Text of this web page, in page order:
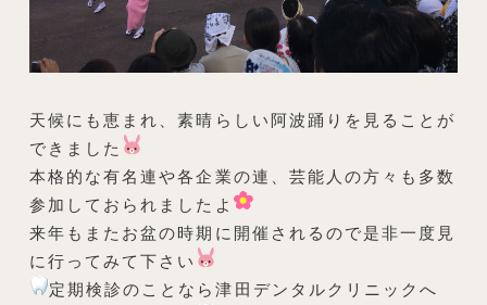
天候にも恵まれ、素晴らしい阿波踊りを見ることが
できました
本格的な有名連や各企業の連、芸能人の方々も多数
参加しておられましたよ
来年もまたお盆の時期に開催されるので是非一度見
に行ってみて下さい
定期検診のことなら津田デンタルクリニックへ